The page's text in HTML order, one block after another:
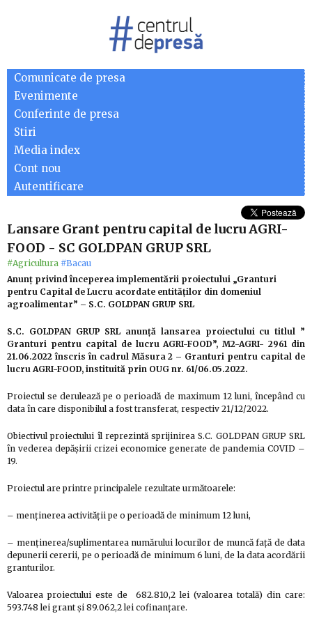
Comunicate de presa
Evenimente
Conferinte de presa
Stiri
Media index
Cont nou
Autentificare
Lansare Grant pentru capital de lucru AGRI-
FOOD - SC GOLDPAN GRUP SRL
#Agricultura #Bacau
Anunț privind începerea implementării proiectului „Granturi
pentru Capital de Lucru acordate entităților din domeniul
agroalimentar” – S.C. GOLDPAN GRUP SRL
S.C. GOLDPAN GRUP SRL anunță lansarea proiectului cu titlul ”
Granturi pentru capital de lucru AGRI-FOOD”, M2-AGRI- 2961 din
21.06.2022 înscris în cadrul Măsura 2 – Granturi pentru capital de
lucru AGRI-FOOD, instituită prin OUG nr. 61/06.05.2022.
Proiectul se derulează pe o perioadă de maximum 12 luni, începând cu
data în care disponibilul a fost transferat, respectiv 21/12/2022.
Obiectivul proiectului îl reprezintă sprijinirea S.C. GOLDPAN GRUP SRL
în vederea depășirii crizei economice generate de pandemia COVID –
19.
Proiectul are printre principalele rezultate următoarele:
– menținerea activității pe o perioadă de minimum 12 luni,
– menținerea/suplimentarea numărului locurilor de muncă față de data
depunerii cererii, pe o perioadă de minimum 6 luni, de la data acordării
granturilor.
Valoarea proiectului este de 682.810,2 lei (valoarea totală) din care:
593.748 lei grant și 89.062,2 lei cofinanțare.